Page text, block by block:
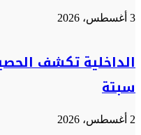
3 أغسطس، 2026
الداخلية تكشف
سبتة
2 أغسطس، 2026